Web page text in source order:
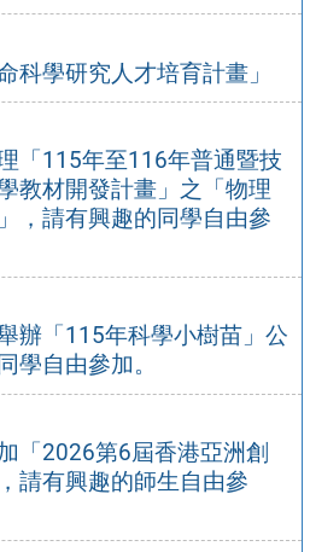
科學研究人才培育計畫」
「115年至116年普通暨技
教材開發計畫」之「物理
，請有興趣的同學自由參
辦「115年科學小樹苗」公
學自由參加。
「2026第6屆香港亞洲創
請有興趣的師生自由參